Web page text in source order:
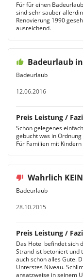
Für für einen
sind sehr sauber
Renovierung 1990
ausreichend.
Badeurlaub
Badeurlaub
12.06.2016
Preis Leistung /
Schön gelegenes
gebucht was in
Für Familien mit
Wahrlich
Badeurlaub
28.10.2015
Preis Leistung /
Das Hotel befindet sich
Strand ist betoniert und
auch schon alles Gute.
Unterstes Niveau.
ansatzweise in seinem